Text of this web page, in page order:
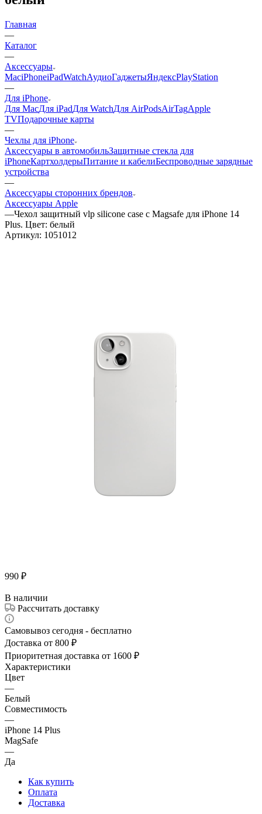
Главная
—
Каталог
—
Аксессуары
MaciPhoneiPadWatchАудиоГаджетыЯндексPlayStation
—
Для iPhone
Для MacДля iPadДля WatchДля AirPodsAirTagApple
TVПодарочные карты
—
Чехлы для iPhone
Аксессуары в автомобильЗащитные стекла для
iPhoneКартхолдерыПитание и кабелиБеспроводные зарядные
устройства
—
Аксессуары сторонних брендов
Аксессуары Apple
—Чехол защитный vlp silicone case с Magsafe для iPhone 14
Plus. Цвет: белый
Артикул: 1051012
990 ₽
В наличии
Рассчитать доставку
Самовывоз сегодня - бесплатно
Доставка от 800 ₽
Приоритетная доставка от 1600 ₽
Характеристики
Цвет
—
Белый
Совместимость
—
iPhone 14 Plus
MagSafe
—
Да
Как купить
Оплата
Доставка